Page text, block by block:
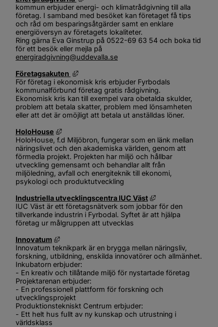
kommun erbjuder energi- och klimatrådgivning till alla
företag. I samband med besöket kan företaget få tips
och råd om besparingsåtgärder samt en enklare
energiöversyn av företagets lokaliteter.
Ring gärna Eva Ginstrup på 0522-69 63 54 och boka tid
energiradgivning@uddevalla.se
Företagsakuten
Länk till annan webbplats, öppnas i nytt
För företag i ekonomisk kris erbjuder Fyrbodals
kommunalförbund företag gratis rådgivning.
Ekonomisk kris kan till exempel vara obetalda skulder,
problem att betala skatter, problem med lönsamheten
eller att det är omöjligt att betala ut anställdas löner.
HoloHouse
Länk till annan webbplats, öppnas i nytt
HoloHouse, f.d Miljöbron, fungerar som en länk mellan
näringslivet och den akademiska världen, genom att
förmedla projekt. Projekten har miljö och hållbar
utveckling gemensamt och behandlar allt från
miljöledning, avfall och energiteknik till ekonomi,
psykologi och produktutveckling
Industriella utvecklingscentra IUC Väst
Länk till annan
IUC Väst är ett företagsnätverk som jobbar för den
tillverkande industrin i Fyrbodal. Syftet är att hjälpa
företag ur målgruppen att utvecklas
Innovatum
Länk till annan webbplats, öppnas i nytt
Innovatum teknikpark är en brygga mellan näringsliv,
forskning, utbildning, enskilda innovatörer och allmänhet.
Inkubatorn erbjuder:
- En kreativ och tillåtande miljö för nystartade företag
Projektarenan erbjuder:
- En professionell plattform för forskning och
utvecklingsprojekt
Produktionstekniskt Centrum erbjuder:
- Ett helt hus fullt av ny kunskap och utrustning i
världsklass